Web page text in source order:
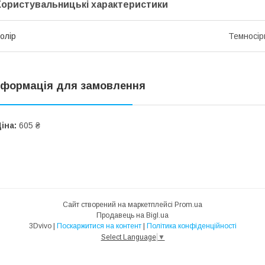
характеристики
для замовлення
605 ₴
Сайт створений на маркетплейсі Prom.ua
Продавець на Bigl.ua
Поскаржитися на контент
Політика конфіденційності
Select Language ▼